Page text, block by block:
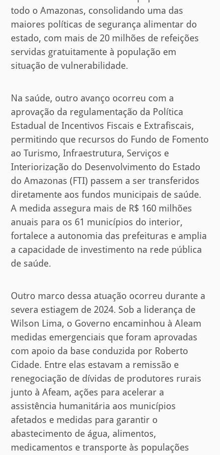
todo o Amazonas, consolidando uma das
maiores políticas de segurança alimentar do
estado, com mais de 20 milhões de refeições
servidas gratuitamente à população em
situação de vulnerabilidade.
Na saúde, outro avanço ocorreu com a
aprovação da regulamentação da Política
Estadual de Incentivos Fiscais e Extrafiscais,
permitindo que recursos do Fundo de Fomento
ao Turismo, Infraestrutura, Serviços e
Interiorização do Desenvolvimento do Estado
do Amazonas (FTI) passem a ser transferidos
diretamente aos fundos municipais de saúde.
A medida assegura mais de R$ 160 milhões
anuais para os 61 municípios do interior,
fortalece a autonomia das prefeituras e amplia
a capacidade de investimento na rede pública
de saúde.
Outro marco dessa atuação ocorreu durante a
severa estiagem de 2024. Sob a liderança de
Wilson Lima, o Governo encaminhou à Aleam
medidas emergenciais que foram aprovadas
com apoio da base conduzida por Roberto
Cidade. Entre elas estavam a remissão e
renegociação de dívidas de produtores rurais
junto à Afeam, ações para acelerar a
assistência humanitária aos municípios
afetados e medidas para garantir o
abastecimento de água, alimentos,
medicamentos e transporte às populações